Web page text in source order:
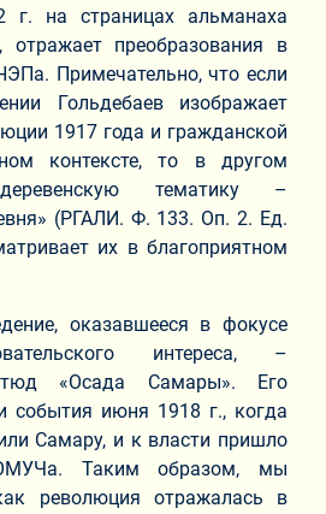
на страницах альманаха
отражает преобразования в
Примечательно, что если
Гольдебаев изображает
1917 года и гражданской
контексте, то в другом
тематику –
(РГАЛИ. Ф. 133. Оп. 2. Ед.
их в благоприятном
оказавшееся в фокусе
интереса, –
«Осада Самары». Его
события июня 1918 г., когда
Самару, и к власти пришло
Таким образом, мы
революция отражалась в